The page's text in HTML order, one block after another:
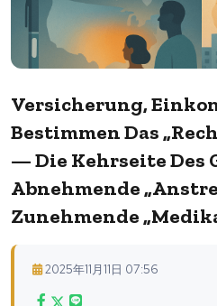
Versicherung,
Bestimmen Das
— Die Kehrseite Des
Abnehmende
Zunehmende
2025年11月11日 07:56